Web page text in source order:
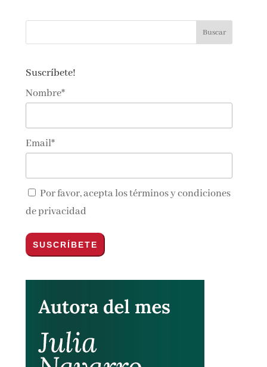
Suscríbete!
Nombre*
Email*
Por favor, acepta lostérminos y condiciones
de privacidad